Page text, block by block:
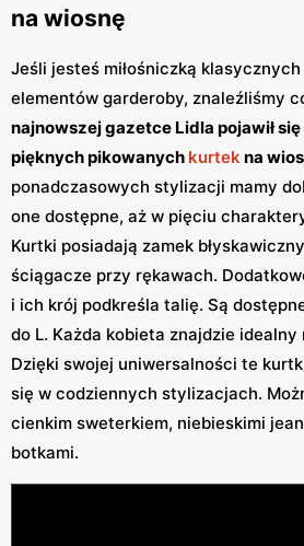
na wiosnę
Jeśli jesteś miłośniczką
elementów garderoby, znaleźliśmy
najnowszej gazetce Lidla pojawił
pięknych pikowanych kurtekna
ponadczasowych stylizacji mamy
one dostępne, aż w pięciu
Kurtki posiadają zamek
ściągacze przy rękawach.
i ich krój podkreśla talię. Są
do L. Każda kobieta znajdzie idealny
Dzięki swojej uniwersalności te
się w codziennych stylizacjach.
cienkim sweterkiem, niebieskimi
botkami.